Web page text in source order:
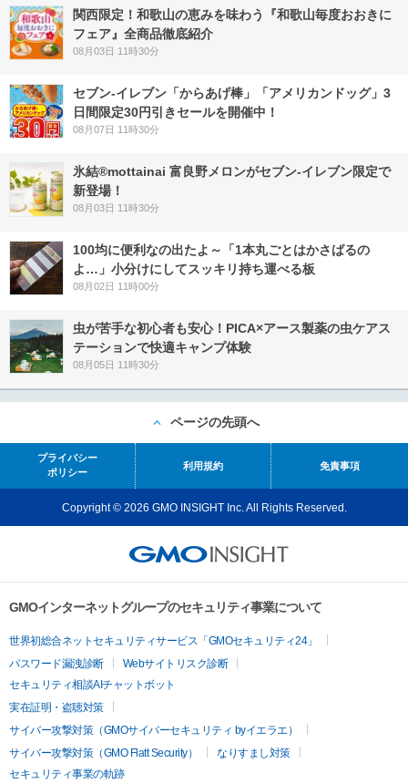
関西限定！和歌山の恵みを味わう『和歌山毎度おおきに
フェア』全商品徹底紹介
08月03日 11時30分
セブン‐イレブン「からあげ棒」「アメリカンドッグ」3
日間限定30円引きセールを開催中！
08月07日 11時30分
氷結®mottainai 富良野メロンがセブン‐イレブン限定で
新登場！
08月03日 11時30分
100均に便利なの出たよ～「1本丸ごとはかさばるの
よ…」小分けにしてスッキリ持ち運べる板
08月02日 11時00分
虫が苦手な初心者も安心！PICA×アース製薬の虫ケアス
テーションで快適キャンプ体験
08月05日 11時30分
ページの先頭へ
プライバシー
ポリシー
利用規約 免責事項
Copyright © 2026 GMO INSIGHT Inc. All Rights Reserved.
GMOインターネットグループのセキュリティ事業について
世界初総合ネットセキュリティサービス「GMOセキュリティ24」
パスワード漏洩診断
Webサイトリスク診断
セキュリティ相談AIチャットボット
実在証明・盗聴対策
サイバー攻撃対策（GMOサイバーセキュリティ byイエラエ）
サイバー攻撃対策（GMO Flatt Security）
なりすまし対策
セキュリティ事業の軌跡